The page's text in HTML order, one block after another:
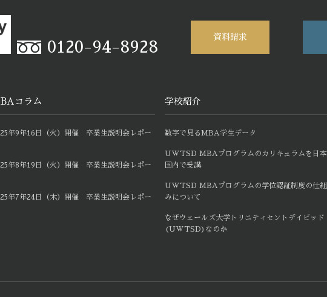
0120-94-8928
資料請求
コラム
年9年16日（火）開催 卒業生説明会レポー
年8年19日（火）開催 卒業生説明会レポー
年7年24日（木）開催 卒業生説明会レポー
学校紹介
数字で見るMBA学生データ
UWTSD MBAプログラムのカリキュラムを日本
国内で受講
UWTSD MBAプログラムの学位認証制度の仕組
みについて
なぜウェールズ大学トリニティセントデイビッド
(UWTSD)なのか